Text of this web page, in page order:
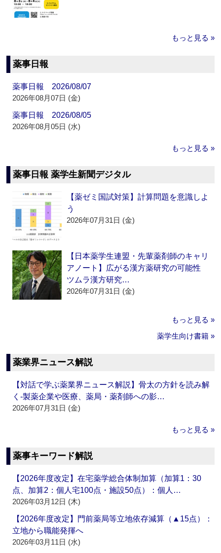
もっと見る »
薬事日報
薬事日報 2026/08/07
2026年08月07日 (金)
薬事日報 2026/08/05
2026年08月05日 (水)
もっと見る »
薬事日報 薬学生新聞デジタル
【薬ゼミ国試対策】計算問題を意識しよ
う
2026年07月31日 (金)
【日本薬学生連盟・先輩薬剤師のキャリ
アノート】広がる漢方薬研究の可能性
ツムラ漢方研究…
2026年07月31日 (金)
もっと見る »
薬学生向け書籍 »
薬業界ニュース解説
【対話で学ぶ薬業界ニュース解説】骨太の方針を読み解
く‐製薬企業や医療、薬局・薬剤師への影…
2026年07月31日 (金)
もっと見る »
薬事キーワード解説
【2026年度改定】在宅薬学総合体制加算（加算1：30
点、加算2：個人宅100点・施設50点）：個人…
2026年03月12日 (木)
【2026年度改定】門前薬局等立地依存減算（▲15点）：
立地から職能発揮へ
2026年03月11日 (水)